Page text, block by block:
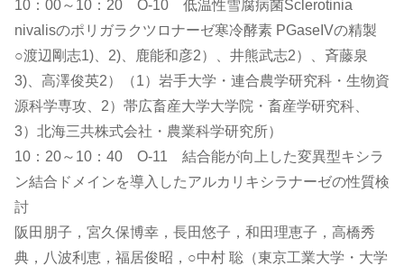
10：00～10：20 O-10 低温性雪腐病菌Sclerotinia
nivalisのポリガラクツロナーゼ寒冷酵素 PGaseIVの精製
○渡辺剛志1)、2)、鹿能和彦2）、井熊武志2）、斉藤泉
3)、高澤俊英2）（1）岩手大学・連合農学研究科・生物資
源科学専攻、2）帯広畜産大学大学院・畜産学研究科、
3）北海三共株式会社・農業科学研究所）
10：20～10：40 O-11 結合能が向上した変異型キシラ
ン結合ドメインを導入したアルカリキシラナーゼの性質検
討
阪田朋子，宮久保博幸，長田悠子，和田理恵子，高橋秀
典，八波利恵，福居俊昭，○中村 聡（東京工業大学・大学